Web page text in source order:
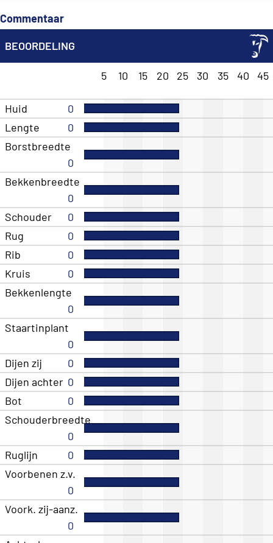
Commentaar
BEOORDELING
5 10 15 20 25 30 35 40 45
Huid
0
Lengte
0
Borstbreedte
0
Bekkenbreedte
0
Schouder
0
Rug
0
Rib
0
Kruis
0
Bekkenlengte
0
Staartinplant
0
Dijen zij
0
Dijen achter 0
Bot
0
Schouderbreedte
0
Ruglijn
0
Voorbenen z.v.
0
Voork. zij-aanz.
0